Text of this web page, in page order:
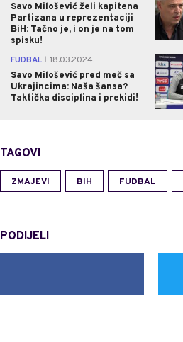
Savo Milošević želi kapitena
Partizana u reprezentaciji
BiH: Tačno je, i on je na tom
spisku!
FUDBAL
18.03.2024.
Savo Milošević pred meč sa
Ukrajincima: Naša šansa?
Taktička disciplina i prekidi!
TAGOVI
ZMAJEVI BIH FUDBAL
PODIJELI